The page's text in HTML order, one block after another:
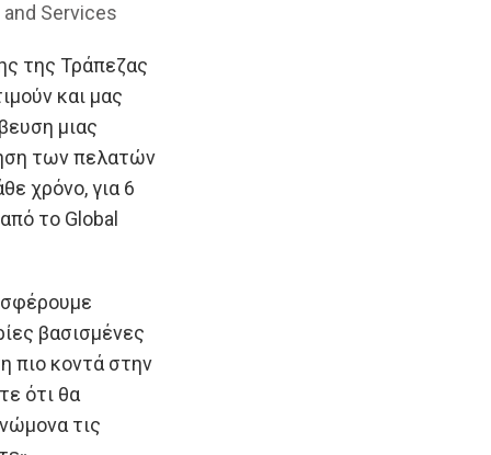
Services
της Τράπεζας
και μας
μιας
των πελατών
χρόνο, για 6
το Global
βασισμένες
πιο κοντά στην
ότι θα
τις